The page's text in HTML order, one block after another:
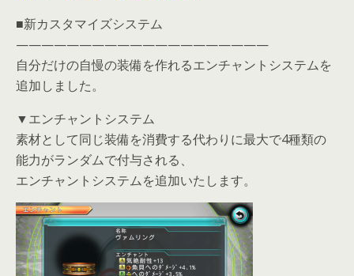
■新カスタマイズシステム
————————————————————
自分だけの自慢の装備を作れるエンチャントシステムを
追加しました。
▼エンチャントシステム
素材として同じ装備を消費する代わりに最大で4種類の
能力がランダムで付与される、
エンチャントシステムを追加いたします。